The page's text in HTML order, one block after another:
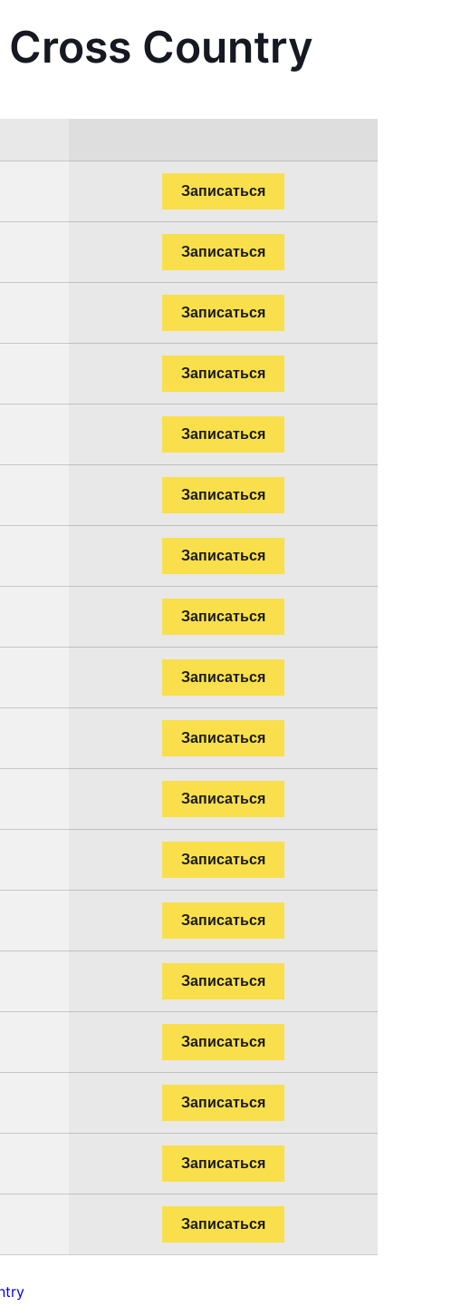
Country
Записаться
Записаться
Записаться
Записаться
Записаться
Записаться
Записаться
Записаться
Записаться
Записаться
Записаться
Записаться
Записаться
Записаться
Записаться
Записаться
Записаться
Записаться